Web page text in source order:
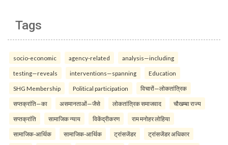
Tags
socio-economic agency-related analysis—including
testing—reveals interventions—spanning Education
SHG Membership Political participation विचारों—लोकतांत्रिक
सप्तक्रांति—का असमानताओं—जैसे लोकतांत्रिक समाजवाद चौखम्बा राज्य
सप्तक्रांति सामाजिक न्याय विकेंद्रीकरण राम मनोहर लोहिया
सामाजिक-आर्थिक सामाजिक-आर्थिक ट्रांसजेंडर ट्रांसजेंडर अधिकार